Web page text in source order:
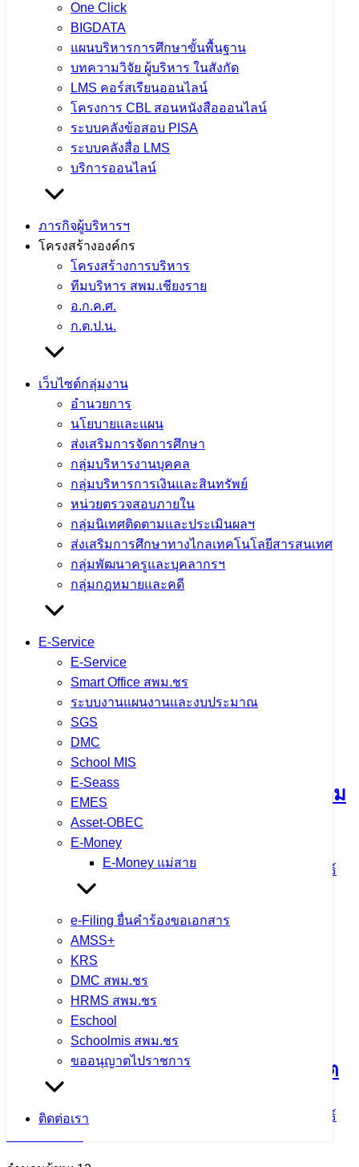
One Click
BIGDATA
แผนบริหารการศึกษาขั้นพื้นฐาน
บทความวิจัย ผู้บริหาร ในสังกัด
LMS คอร์สเรียนออนไลน์
โครงการ CBL สอนหนังสือออนไลน์
ระบบคลังข้อสอบ PISA
ระบบคลังสื่อ LMS
บริการออนไลน์
ภารกิจผู้บริหารฯ
โครงสร้างองค์กร
โครงสร้างการบริหาร
ทีมบริหาร สพม.เชียงราย
อ.ก.ค.ศ.
ก.ต.ป.น.
เว็บไซต์กลุ่มงาน
อำนวยการ
นโยบายและแผน
ส่งเสริมการจัดการศึกษา
กลุ่มบริหารงานบุคคล
กลุ่มบริหารการเงินและสินทรัพย์
หน่วยตรวจสอบภายใน
กลุ่มนิเทศติดตามและประเมินผลฯ
ส่งเสริมการศึกษาทางไกลเทคโนโลยีสารสนเทศ
กลุ่มพัฒนาครูและบุคลากรฯ
กลุ่มกฎหมายและคดี
E-Service
E-Service
Smart Office สพม.ชร
ระบบงานแผนงานและงบประมาณ
SGS
DMC
School MIS
E-Seass
EMES
Asset-OBEC
E-Money
E-Money แม่สาย
e-Filing ยื่นคำร้องขอเอกสาร
AMSS+
KRS
DMC สพม.ชร
HRMS สพม.ชร
Eschool
Schoolmis สพม.ชร
ขออนุญาตไปราชการ
ติดต่อเรา
จำนวนผู้ชม:
เนื้อหาอื่นๆ
การประชุมคณะกรรมการขับเคลื่อน
การนำเข้าข้อมูล OIT+ ประจำ
ปีงบประมาณ พ.ศ. 2569 มุ่งยกระดับความ
โปร่งใสในการดำเนินงาน
5 สิงหาคม 20265 สิงหาคม 2026
ข่าวประชาสัมพันธ์
สพม.เชียงราย
จำนวนผู้ชม: 10
สพม.เชียงราย ร่วมเป็นวิทยากรแนะแนว
การศึกษา ในกิจกรรม CRRU Road
Show 2026 เปิดโลกการเรียนรู้ สู่อนาคต
5 สิงหาคม 2026
ข่าวประชาสัมพันธ์